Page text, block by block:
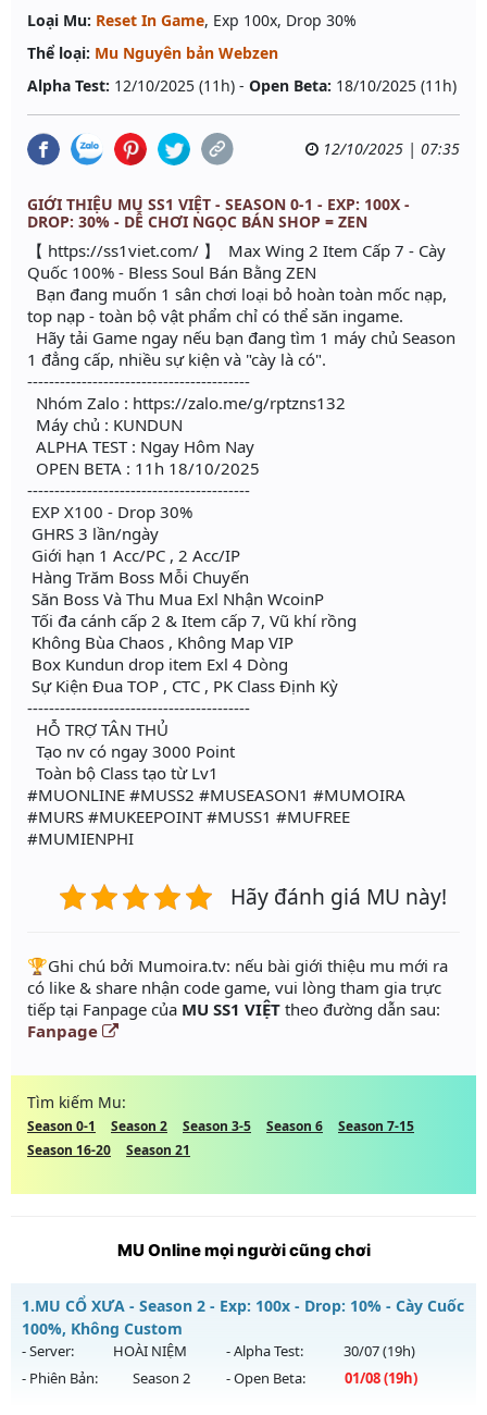
Loại Mu: Reset In Game, Exp 100x, Drop 30%
Thể loại: Mu Nguyên bản Webzen
Alpha Test: 12/10/2025 (11h) - Open Beta: 18/10/2025 (11h)
12/10/2025 | 07:35
GIỚI THIỆU MU SS1 VIỆT - SEASON 0-1 - EXP: 100X -
DROP: 30% - DỄ CHƠI NGỌC BÁN SHOP = ZEN
【 https://ss1viet.com/ 】 Max Wing 2 Item Cấp 7 - Cày
Quốc 100% - Bless Soul Bán Bằng ZEN
Bạn đang muốn 1 sân chơi loại bỏ hoàn toàn mốc nạp,
top nạp - toàn bộ vật phẩm chỉ có thể săn ingame.
Hãy tải Game ngay nếu bạn đang tìm 1 máy chủ Season
1 đẳng cấp, nhiều sự kiện và "cày là có".
-----------------------------------------
Nhóm Zalo : https://zalo.me/g/rptzns132
Máy chủ : KUNDUN
ALPHA TEST : Ngay Hôm Nay
OPEN BETA : 11h 18/10/2025
-----------------------------------------
EXP X100 - Drop 30%
GHRS 3 lần/ngày
Giới hạn 1 Acc/PC , 2 Acc/IP
Hàng Trăm Boss Mỗi Chuyến
Săn Boss Và Thu Mua Exl Nhận WcoinP
Tối đa cánh cấp 2 & Item cấp 7, Vũ khí rồng
Không Bùa Chaos , Không Map VIP
Box Kundun drop item Exl 4 Dòng
Sự Kiện Đua TOP , CTC , PK Class Định Kỳ
-----------------------------------------
HỖ TRỢ TÂN THỦ
Tạo nv có ngay 3000 Point
Toàn bộ Class tạo từ Lv1
#MUONLINE #MUSS2 #MUSEASON1 #MUMOIRA
#MURS #MUKEEPOINT #MUSS1 #MUFREE
#MUMIENPHI
Hãy đánh giá MU này!
️🏆Ghi chú bởi Mumoira.tv: nếu bài giới thiệu mu mới ra
có like & share nhận code game, vui lòng tham gia trực
tiếp tại Fanpage của MU SS1 VIỆT theo đường dẫn sau:
Fanpage
Tìm kiếm Mu:
Season 0-1 Season 2 Season 3-5 Season 6
Season 7-15
Season 16-20
Season 21
MU Online mọi người cũng chơi
1.MU CỔ XƯA - Season 2 - Exp: 100x - Drop: 10% - Cày Cuốc
100%, Không Custom
- Server: HOÀI NIỆM - Alpha Test: 30/07(19h)
- Phiên Bản:
Season 2 - Open Beta: 01/08(19h)